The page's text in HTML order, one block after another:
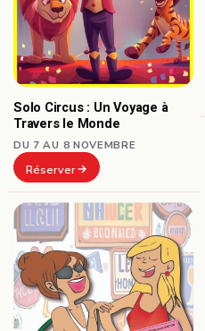
Solo Circus : Un Voyage à
Travers le Monde
DU 7 AU 8 NOVEMBRE
Réserver